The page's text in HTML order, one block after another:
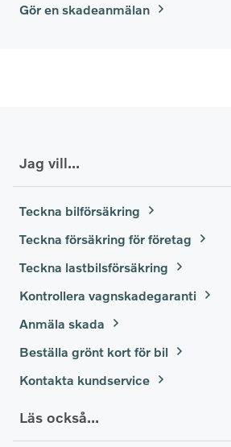
Gör en skadeanmälan
Jag vill...
Teckna bilförsäkring
Teckna försäkring för företag
Teckna lastbilsförsäkring
Kontrollera vagnskadegaranti
Anmäla skada
Beställa grönt kort för bil
Kontakta kundservice
Läs också...